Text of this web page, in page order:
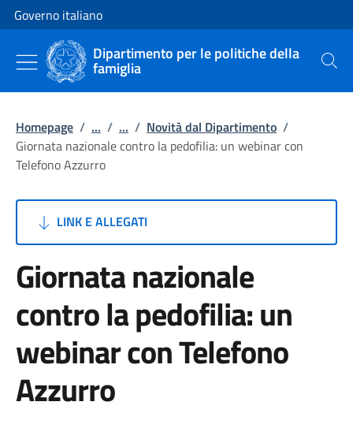
Vai al contenuto
Vai alla navigazione del sito
Governo italiano
Dipartimento per le politiche della
famiglia Cerca
Homepage / ... / ... / Novità dal Dipartimento /
Giornata nazionale contro la pedofilia: un webinar con
Telefono Azzurro
LINK E ALLEGATI
Giornata nazionale
contro la pedofilia: un
webinar con Telefono
Azzurro